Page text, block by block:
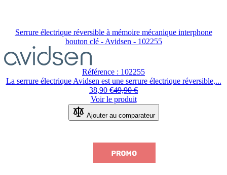
Serrure électrique réversible à mémoire mécanique interphone
bouton clé - Avidsen - 102255
Référence : 102255
La serrure électrique Avidsen est une serrure électrique réversible,...
38,90 €49,90 €
Voir le produit
Ajouter au comparateur